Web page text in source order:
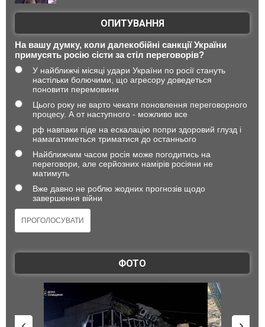
ОПИТУВАННЯ
На вашу думку, коли далекобійні санкції України
примусять росію сісти за стіл переговорів?
У найближчі місяці удари України по росії стануть
настільки болючими, що агресору доведеться
поновити перемовини
Цього року не варто чекати поновлення переговорного
процесу. А от наступного - можливо все
рф навпаки піде на ескалацію попри здоровий глузд і
намагатиметься триматися до останнього
Найближчим часом росія може погодитись на
переговори, але серйозних намірів росіяни не
матимуть
Вже давно не роблю жодних прогнозів щодо
завершення війни
ФОТО